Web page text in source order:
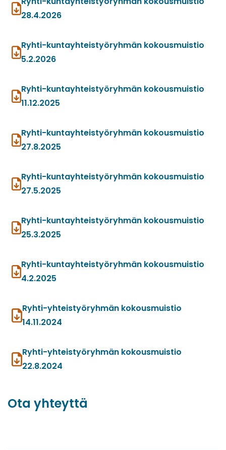
28.4.2026
Ryhti-kuntayhteistyöryhmän kokousmuistio
5.2.2026
Ryhti-kuntayhteistyöryhmän kokousmuistio
11.12.2025
Ryhti-kuntayhteistyöryhmän kokousmuistio
27.8.2025
Ryhti-kuntayhteistyöryhmän kokousmuistio
27.5.2025
Ryhti-kuntayhteistyöryhmän kokousmuistio
25.3.2025
Ryhti-kuntayhteistyöryhmän kokousmuistio
4.2.2025
Ryhti-yhteistyöryhmän kokousmuistio
14.11.2024
Ryhti-yhteistyöryhmän kokousmuistio
22.8.2024
Ota yhteyttä